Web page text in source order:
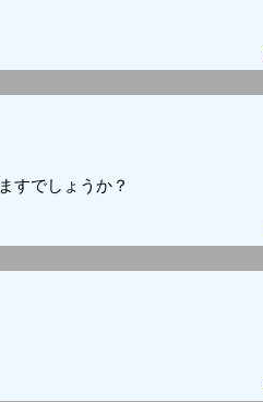
すでしょうか？